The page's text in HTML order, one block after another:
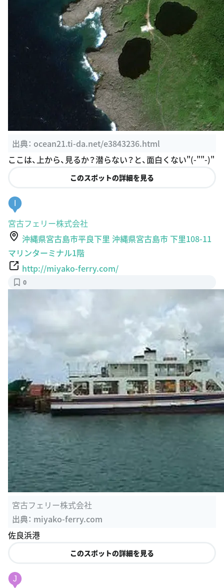
出典： ocean21.ti-da.net/e3843236.html
ここは、上から、見るか？潜らない？と、面白くない"(-""-)"
このスポットの詳細を見る
I
宮古フェリー株式会社
沖縄県宮古島市平良下里 沖縄県宮古島市 下里108-11
マリンターミナル1階
http://miyako-ferry.com/
0
宮古フェリー株式会社
出典： miyako-ferry.com
佐良浜港
このスポットの詳細を見る
J